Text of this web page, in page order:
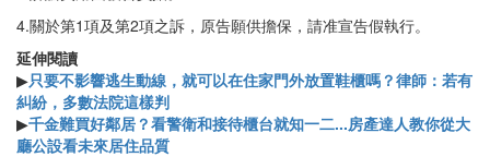
4.關於第1項及第2項之訴，原告願供擔保，請准宣告假執行。
延伸閱讀
▶只要不影響逃生動線，就可以在住家門外放置鞋櫃嗎？律師：若有
糾紛，多數法院這樣判
▶千金難買好鄰居？看警衛和接待櫃台就知一二...房產達人教你從大
廳公設看未來居住品質